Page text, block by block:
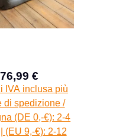
Prezzo di vendita:
76,99 €
Prezzo normale:
IVA inclusa più
di spedizione /
(DE 0,-€): 2-4
(EU 9,-€): 2-12